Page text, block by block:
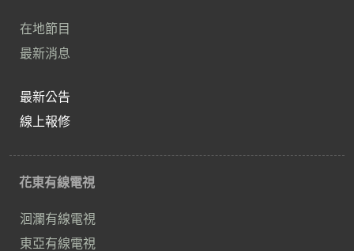
在地節目
最新消息
最新公告
線上報修
花東有線電視
洄瀾有線電視
東亞有線電視